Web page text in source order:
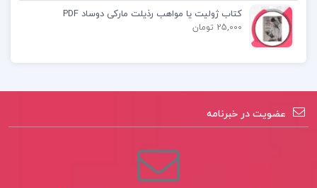
کتاب ژولیت یا مواهب رذیلت مارکی دوساد PDF
25,000 تومان
عضویت در خبرنامه